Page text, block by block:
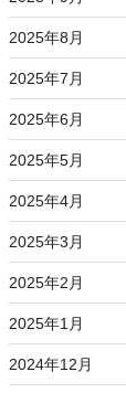
2025年8月
2025年7月
2025年6月
2025年5月
2025年4月
2025年3月
2025年2月
2025年1月
2024年12月